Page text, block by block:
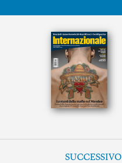
SUCCESSIVO